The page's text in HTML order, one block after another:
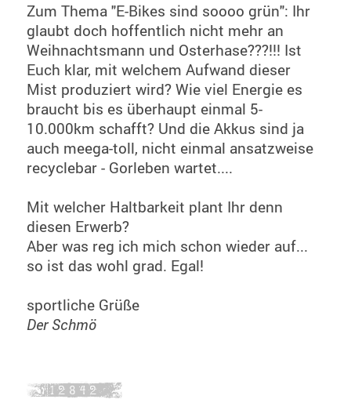
Zum Thema "E-Bikes sind soooo grün": Ihr
glaubt doch hoffentlich nicht mehr an
Weihnachtsmann und Osterhase???!!! Ist
Euch klar, mit welchem Aufwand dieser
Mist produziert wird? Wie viel Energie es
braucht bis es überhaupt einmal 5-
10.000km schafft? Und die Akkus sind ja
auch meega-toll, nicht einmal ansatzweise
recyclebar - Gorleben wartet....
Mit welcher Haltbarkeit plant Ihr denn
diesen Erwerb?
Aber was reg ich mich schon wieder auf...
so ist das wohl grad. Egal!
sportliche Grüße
Der Schmö